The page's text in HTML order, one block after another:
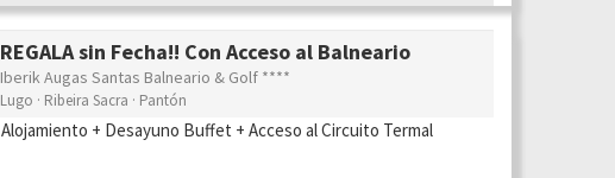
REGALA sin Fecha!! Con Acceso al Balneario
Iberik Augas Santas Balneario & Golf ****
Lugo · Ribeira Sacra · Pantón
Alojamiento + Desayuno Buffet + Acceso al Circuito Termal